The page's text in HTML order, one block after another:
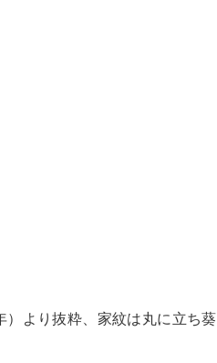
）より抜粋、家紋は丸に立ち葵